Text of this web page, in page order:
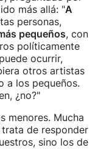
más allá: "A
personas,
pequeños, con
políticamente
ocurrir,
otros artistas
a los pequeños.
¿no?"
menores. Mucha
de responder
sino los de